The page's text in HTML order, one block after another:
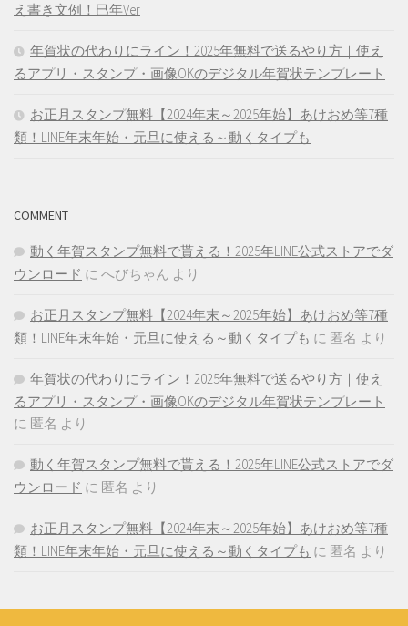
え書き文例！巳年Ver
年賀状の代わりにライン！2025年無料で送るやり方｜使え
るアプリ・スタンプ・画像OKのデジタル年賀状テンプレート
お正月スタンプ無料【2024年末～2025年始】あけおめ等7種
類！LINE年末年始・元旦に使える～動くタイプも
COMMENT
動く年賀スタンプ無料で貰える！2025年LINE公式ストアでダ
ウンロード に へびちゃん より
お正月スタンプ無料【2024年末～2025年始】あけおめ等7種
類！LINE年末年始・元旦に使える～動くタイプも に 匿名 より
年賀状の代わりにライン！2025年無料で送るやり方｜使え
るアプリ・スタンプ・画像OKのデジタル年賀状テンプレート
に 匿名 より
動く年賀スタンプ無料で貰える！2025年LINE公式ストアでダ
ウンロード に 匿名 より
お正月スタンプ無料【2024年末～2025年始】あけおめ等7種
類！LINE年末年始・元旦に使える～動くタイプも に 匿名 より